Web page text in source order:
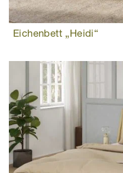
Eichenbett „Heidi“